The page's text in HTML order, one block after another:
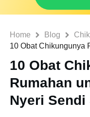
Home Blog
10 Obat
Rumahan
Nyeri Sendi